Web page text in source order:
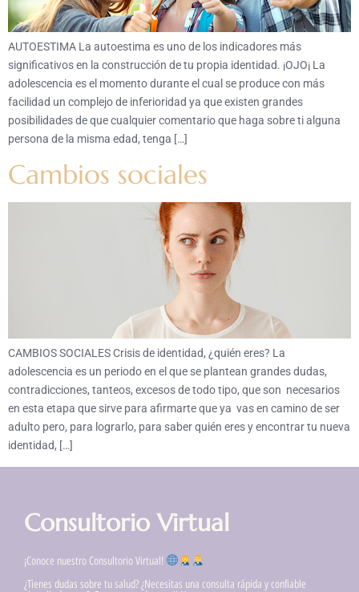
AUTOESTIMA La autoestima es uno de los indicadores más
significativos en la construcción de tu propia identidad. ¡OJO¡ La
adolescencia es el momento durante el cual se produce con más
facilidad un complejo de inferioridad ya que existen grandes
posibilidades de que cualquier comentario que haga sobre ti alguna
persona de la misma edad, tenga […]
Cambios sociales
CAMBIOS SOCIALES Crisis de identidad, ¿quién eres? La
adolescencia es un periodo en el que se plantean grandes dudas,
contradicciones, tanteos, excesos de todo tipo, que son necesarios
en esta etapa que sirve para afirmarte que ya vas en camino de ser
adulto pero, para lograrlo, para saber quién eres y encontrar tu nueva
identidad, […]
Consultorio Virtual
¡Conoce nuestro Consultorio Virtual!
¿Tienes dudas sobre tu salud? ¿Necesitas una consulta rápida y confiable